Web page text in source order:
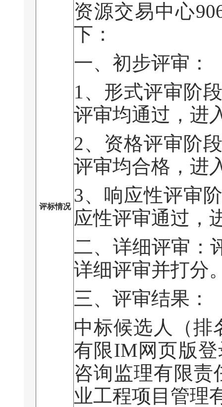
评标情况
资源交易中心
下：
一、初步评审：
1 、形式评审阶
评审均通过，进
2、资格评审阶
评审均合格，进
3、响应性评审
应性评审通过，
二、详细评审：
详细评审并打分
三、评审结果：
中标候选人（排
有限IM网页版
咨询监理有限
业工程项目管理